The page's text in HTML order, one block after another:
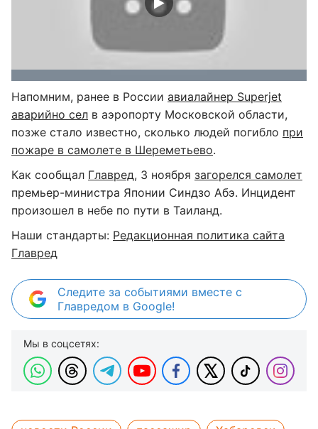
Напомним, ранее в России авиалайнер Superjet
аварийно сел в аэропорту Московской области,
позже стало известно, сколько людей погибло при
пожаре в самолете в Шереметьево.
Как сообщал Главред, 3 ноября загорелся самолет
премьер-министра Японии Синдзо Абэ. Инцидент
произошел в небе по пути в Таиланд.
Наши стандарты: Редакционная политика сайта
Главред
Следите за событиями вместе с
Главредом в Google!
Мы в соцсетях: